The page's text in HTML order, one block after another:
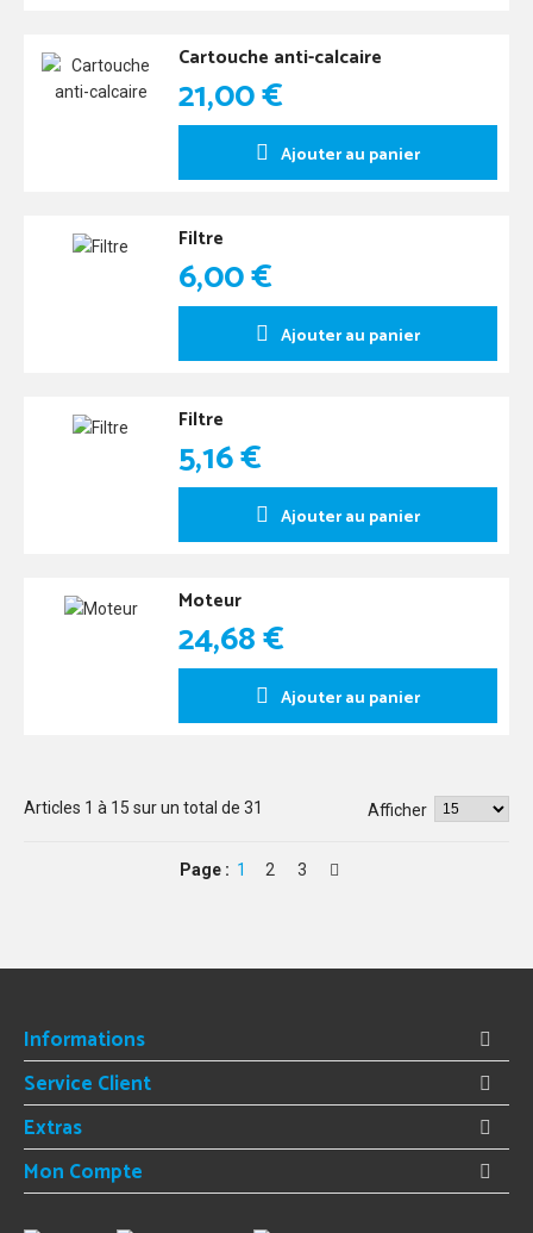
Cartouche anti-calcaire
21,00 €
Ajouter au panier
Filtre
6,00 €
Ajouter au panier
Filtre
5,16 €
Ajouter au panier
Moteur
24,68 €
Ajouter au panier
Articles 1 à 15 sur un total de 31 Afficher
Page : 1 2 3
Informations
Service Client
Extras
Mon Compte